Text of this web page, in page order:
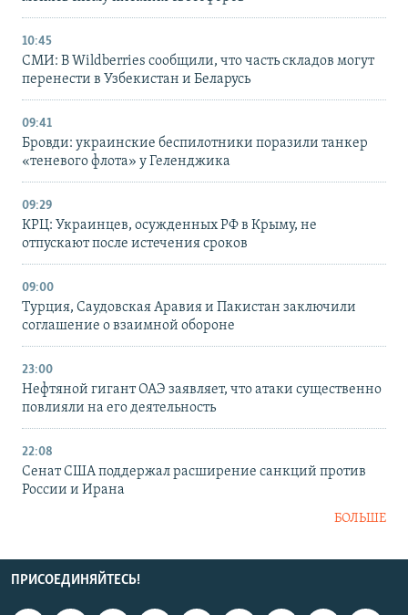
10:45
СМИ: В Wildberries сообщили, что часть складов могут
перенести в Узбекистан и Беларусь
09:41
Бровди: украинские беспилотники поразили танкер
«теневого флота» у Геленджика
09:29
КРЦ: Украинцев, осужденных РФ в Крыму, не
отпускают после истечения сроков
09:00
Турция, Саудовская Аравия и Пакистан заключили
соглашение о взаимной обороне
23:00
Нефтяной гигант ОАЭ заявляет, что атаки существенно
повлияли на его деятельность
22:08
Сенат США поддержал расширение санкций против
России и Ирана
БОЛЬШЕ
ПРИСОЕДИНЯЙТЕСЬ!